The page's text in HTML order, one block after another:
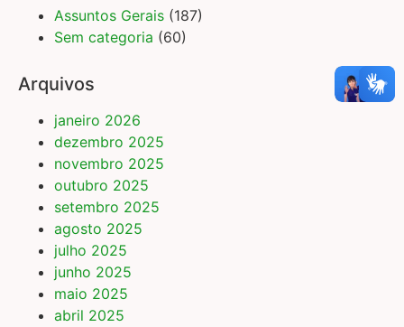
Assuntos Gerais (187)
Sem categoria (60)
Arquivos
janeiro 2026
dezembro 2025
novembro 2025
outubro 2025
setembro 2025
agosto 2025
julho 2025
junho 2025
maio 2025
abril 2025